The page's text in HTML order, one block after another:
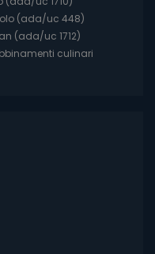
(ada/uc 448)
(ada/uc 1712)
culinari